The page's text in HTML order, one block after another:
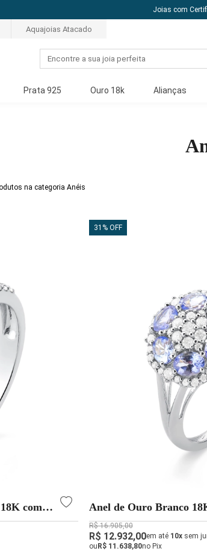
Joias com
Aquajoias Atacado
Prata 925 Ouro 18k Alianças
na categoria Anéis
com
31% OFF
Anel de Ouro Branco
Naturais 0,96 ct e
Joias
R$ 16.905,00
R$ 12.932,00em até 10xsem
ouR$ 11.638,80no Pix